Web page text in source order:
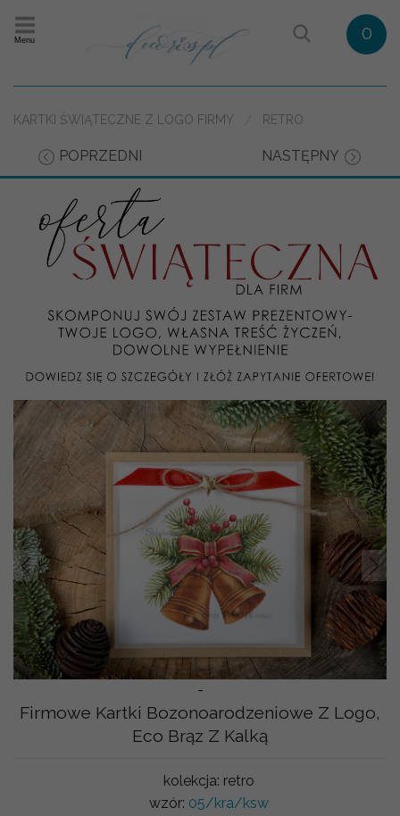
Menu 0
KARTKI ŚWIĄTECZNE Z LOGO FIRMY RETRO
POPRZEDNI NASTĘPNY
-
Prev
Firmowe Kartki Bozonoarodzeniowe Z Logo,
Eco Brąz Z Kalką
kolekcja: retro
wzór: 05/kra/ksw